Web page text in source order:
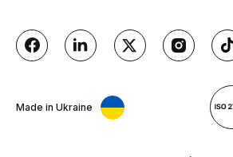
Made in Ukraine